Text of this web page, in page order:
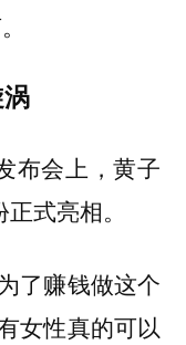
布会上，黄子
式亮相。
了赚钱做这个
女性真的可以